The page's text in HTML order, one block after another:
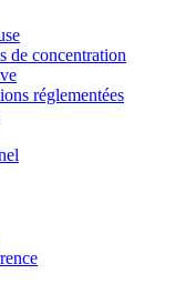
de concentration
réglementées